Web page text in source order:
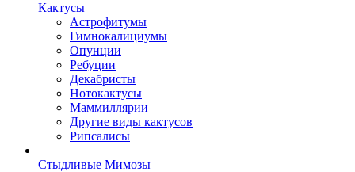
Кактусы
Астрофитумы
Гимнокалициумы
Опунции
Ребуции
Декабристы
Нотокактусы
Маммиллярии
Другие виды кактусов
Рипсалисы
Стыдливые Мимозы